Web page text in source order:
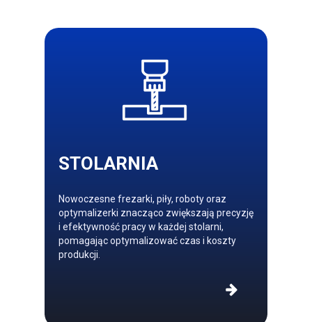
STOLARNIA
Nowoczesne frezarki, piły, roboty oraz
optymalizerki znacząco zwiększają precyzję
i efektywność pracy w każdej stolarni,
pomagając optymalizować czas i koszty
produkcji.